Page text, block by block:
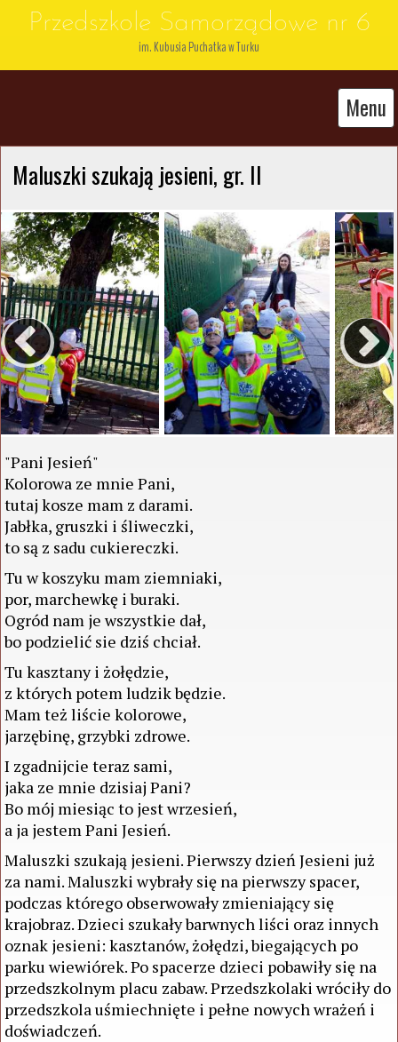
Przedszkole Samorządowe nr 6
im. Kubusia Puchatka w Turku
Menu
Maluszki szukają jesieni, gr. II
"Pani Jesień"
Kolorowa ze mnie Pani,
tutaj kosze mam z darami.
Jabłka, gruszki i śliweczki,
to są z sadu cukiereczki.
Tu w koszyku mam ziemniaki,
por, marchewkę i buraki.
Ogród nam je wszystkie dał,
bo podzielić sie dziś chciał.
Tu kasztany i żołędzie,
z których potem ludzik będzie.
Mam też liście kolorowe,
jarzębinę, grzybki zdrowe.
I zgadnijcie teraz sami,
jaka ze mnie dzisiaj Pani?
Bo mój miesiąc to jest wrzesień,
a ja jestem Pani Jesień.
Maluszki szukają jesieni. Pierwszy dzień Jesieni już
za nami. Maluszki wybrały się na pierwszy spacer,
podczas którego obserwowały zmieniający się
krajobraz. Dzieci szukały barwnych liści oraz innych
oznak jesieni: kasztanów, żołędzi, biegających po
parku wiewiórek. Po spacerze dzieci pobawiły się na
przedszkolnym placu zabaw. Przedszkolaki wróciły do
przedszkola uśmiechnięte i pełne nowych wrażeń i
doświadczeń.